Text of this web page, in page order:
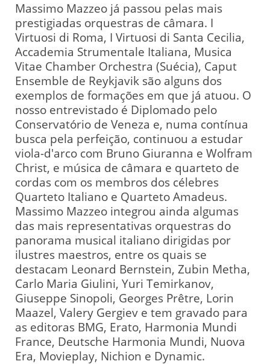
Massimo Mazzeo já passou pelas mais
prestigiadas orquestras de câmara. I
Virtuosi di Roma, I Virtuosi di Santa Cecilia,
Accademia Strumentale Italiana, Musica
Vitae Chamber Orchestra (Suécia), Caput
Ensemble de Reykjavik são alguns dos
exemplos de formações em que já atuou. O
nosso entrevistado é Diplomado pelo
Conservatório de Veneza e, numa contínua
busca pela perfeição, continuou a estudar
viola-d'arco com Bruno Giuranna e Wolfram
Christ, e música de câmara e quarteto de
cordas com os membros dos célebres
Quarteto Italiano e Quarteto Amadeus.
Massimo Mazzeo integrou ainda algumas
das mais representativas orquestras do
panorama musical italiano dirigidas por
ilustres maestros, entre os quais se
destacam Leonard Bernstein, Zubin Metha,
Carlo Maria Giulini, Yuri Temirkanov,
Giuseppe Sinopoli, Georges Prêtre, Lorin
Maazel, Valery Gergiev e tem gravado para
as editoras BMG, Erato, Harmonia Mundi
France, Deutsche Harmonia Mundi, Nuova
Era, Movieplay, Nichion e Dynamic.